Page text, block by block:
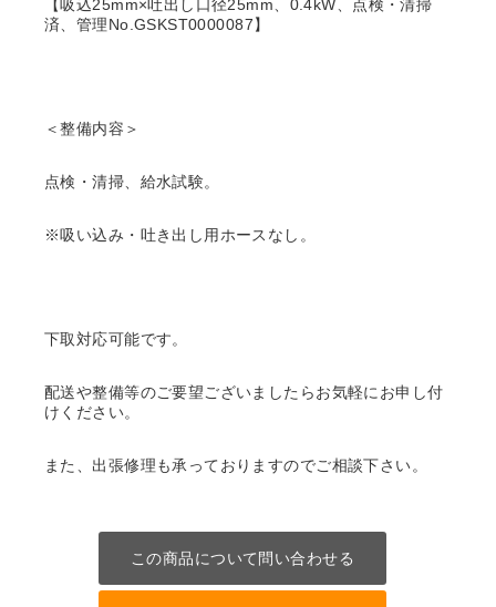
【吸込25mm×吐出し口径25mm、0.4kW、点検・清掃
済、管理No.GSKST0000087】
＜整備内容＞
点検・清掃、給水試験。
※吸い込み・吐き出し用ホースなし。
下取対応可能です。
配送や整備等のご要望ございましたらお気軽にお申し付
けください。
また、出張修理も承っておりますのでご相談下さい。
この商品について問い合わせる